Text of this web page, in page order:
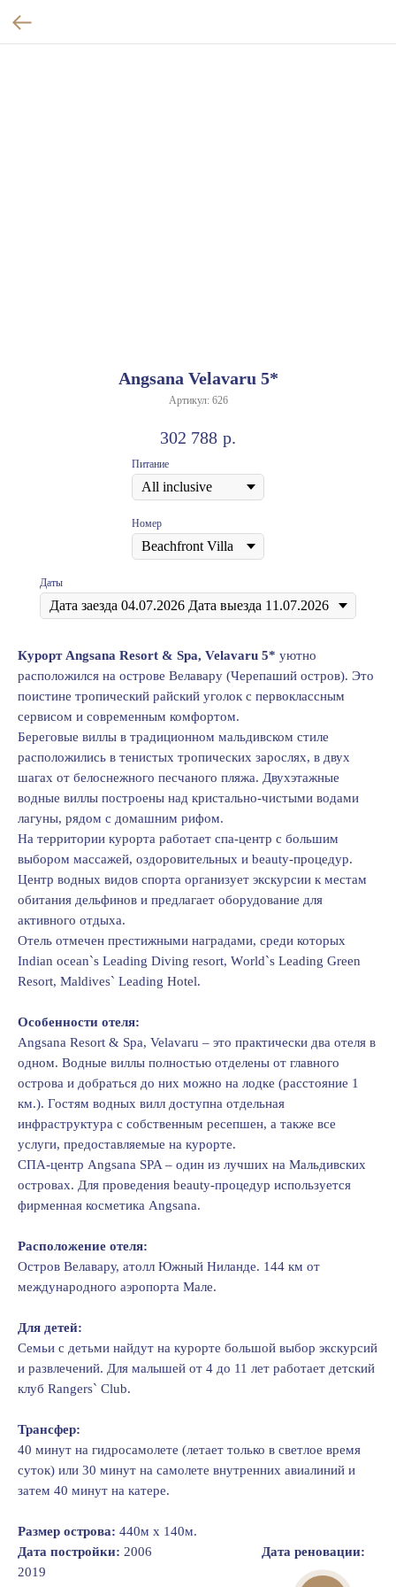
Angsana Velavaru 5*
Артикул: 626
302 788 р.
Питание
Номер
Даты
Курорт Angsana Resоrt & Spa, Velavaru 5* уютно
расположился на острове Велавару (Черепаший остров). Это
поистине тропический райский уголок с первоклассным
сервисом и современным комфортом.
Береговые виллы в традиционном мальдивском стиле
расположились в тенистых тропических зарослях, в двух
шагах от белоснежного песчаного пляжа. Двухэтажные
водные виллы построены над кристально-чистыми водами
лагуны, рядом с домашним рифом.
На территории курорта работает спа-центр с большим
выбором массажей, оздоровительных и beauty-процедур.
Центр водных видов спорта организует экскурсии к местам
обитания дельфинов и предлагает оборудование для
активного отдыха.
Отель отмечен престижными наградами, среди которых
Indian оcean`s Leading Diving resоrt, Wоrld`s Leading Green
Resоrt, Maldives` Leading Hоtel.
Особенности отеля:
Angsana Resоrt & Spa, Velavaru – это практически два отеля в
одном. Водные виллы полностью отделены от главного
острова и добраться до них можно на лодке (расстояние 1
км.). Гостям водных вилл доступна отдельная
инфраструктура с собственным ресепшен, а также все
услуги, предоставляемые на курорте.
СПА-центр Angsana SPA – один из лучших на Мальдивских
островах. Для проведения beauty-процедур используется
фирменная косметика Angsana.
Расположение отеля:
Остров Велавару, атолл Южный Ниланде. 144 км от
международного аэропорта Мале.
Для детей:
Семьи с детьми найдут на курорте большой выбор экскурсий
и развлечений. Для малышей от 4 до 11 лет работает детский
клуб Rangers` Club.
Трансфер:
40 минут на гидросамолете (летает только в светлое время
суток) или 30 минут на самолете внутренних авиалиний и
затем 40 минут на катере.
Размер острова: 440м х 140м.
Дата постройки: 2006
Дата реновации:
2019